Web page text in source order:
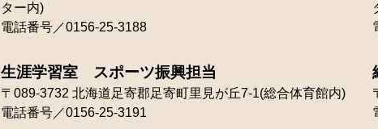
ター内)
電話番号／0156-25-3188
生涯学習室 スポーツ振興担当
〒089-3732 北海道足寄郡足寄町里見が丘7-1(総合体育館内)
電話番号／0156-25-3191